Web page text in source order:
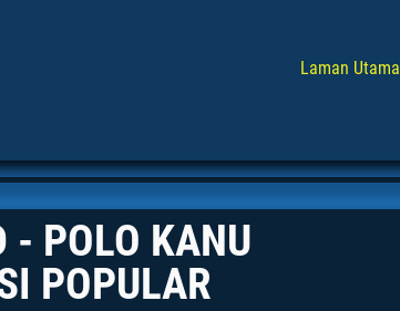
Laman Utama
- POLO KANU
POPULAR